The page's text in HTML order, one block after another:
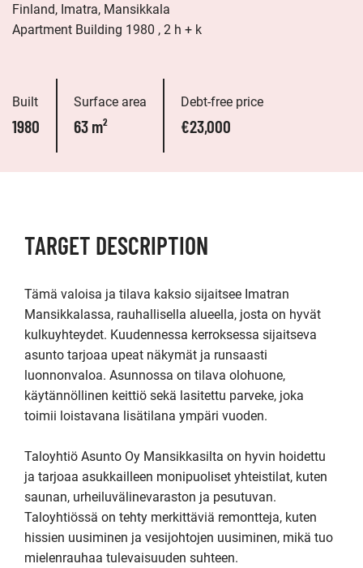
Finland, Imatra, Mansikkala
Apartment Building 1980 , 2 h + k
Built
1980
Surface area
63 m²
Debt-free price
€23,000
TARGET DESCRIPTION
Tämä valoisa ja tilava kaksio sijaitsee Imatran
Mansikkalassa, rauhallisella alueella, josta on hyvät
kulkuyhteydet. Kuudennessa kerroksessa sijaitseva
asunto tarjoaa upeat näkymät ja runsaasti
luonnonvaloa. Asunnossa on tilava olohuone,
käytännöllinen keittiö sekä lasitettu parveke, joka
toimii loistavana lisätilana ympäri vuoden.
Taloyhtiö Asunto Oy Mansikkasilta on hyvin hoidettu
ja tarjoaa asukkailleen monipuoliset yhteistilat, kuten
saunan, urheiluvälinevaraston ja pesutuvan.
Taloyhtiössä on tehty merkittäviä remontteja, kuten
hissien uusiminen ja vesijohtojen uusiminen, mikä tuo
mielenrauhaa tulevaisuuden suhteen.